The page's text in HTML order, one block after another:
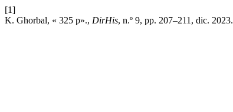
[1]
K. Ghorbal, « 325 p»., DirHis, n.º 9, pp. 207–211, dic. 2023.